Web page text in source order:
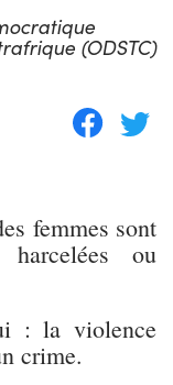
(ODSTC)
femmes sont
harcelées ou
: la violence
crime.